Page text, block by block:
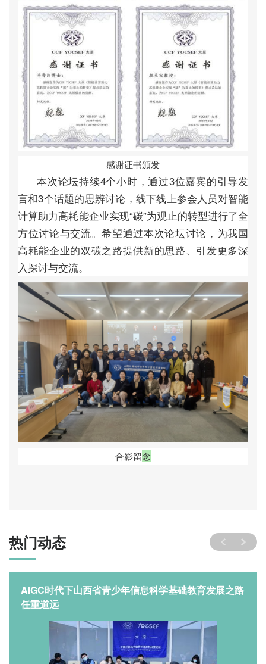
感谢证书颁发
本次论坛持续4个小时 ，通过3位嘉宾的引导发
言和3个话题的思辨讨论 ， 线下线 上参会 人 员对智能
计算助力高耗能企业实现“碳”为观止的转型进行了全
方位讨论与交流。希望通过本次论坛讨论 ， 为我国
高耗能企业的双碳之路提供新的思路、 引 发更多深
入探讨与交流。
合影留念
热门动态
AIGC时代下山西省青少年信息科学基础教育发展之路
任重道远